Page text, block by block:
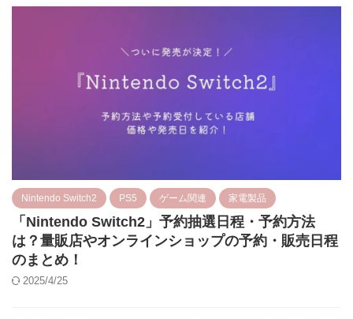
Nintendo Switch2 PS5 ゲーム関連 家電製品
「Nintendo Switch2」予約抽選日程・予約方法
は？量販店やオンラインショップの予約・販売日程
のまとめ！
2025/4/25